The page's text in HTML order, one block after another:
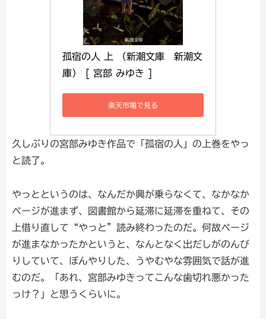
孤宿の人 上 （新潮文庫　新潮文
庫） [ 宮部 みゆき ]
楽天市場で見る
久しぶりの宮部みゆき作品で「孤宿の人」の上巻をやっ
と読了。
やっとというのは、なんだか興が乗らなくて、なかなか
ページが進まず、図書館から延滞に延滞を重ねて、その
上借り直して“やっと”読み終わったのだ。何故ページ
が進まなかったかというと、なんとなく出だしがのんび
りしていて、ぼんやりした、うやむやな雰囲気で話が進
むのだ。「あれ、宮部みゆきってこんな歯切れ悪かった
っけ？」と思うくらいに。